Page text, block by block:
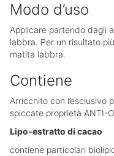
Modo d’uso
Applicare partendo dagli
labbra. Per un risultato
matita labbra.
Contiene
Arricchito con l’esclusivo
spiccate proprietà ANTI-
Lipo-estratto di cacao
contiene particolari